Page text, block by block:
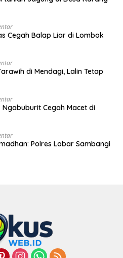
Cegah Balap Liar di Lombok
di Mendagi, Lalin Tetap
Cegah Macet di
Polres Lobar Sambangi